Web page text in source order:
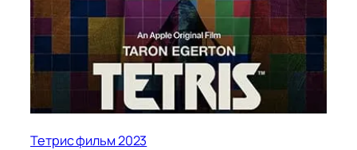
Тетрис фильм 2023